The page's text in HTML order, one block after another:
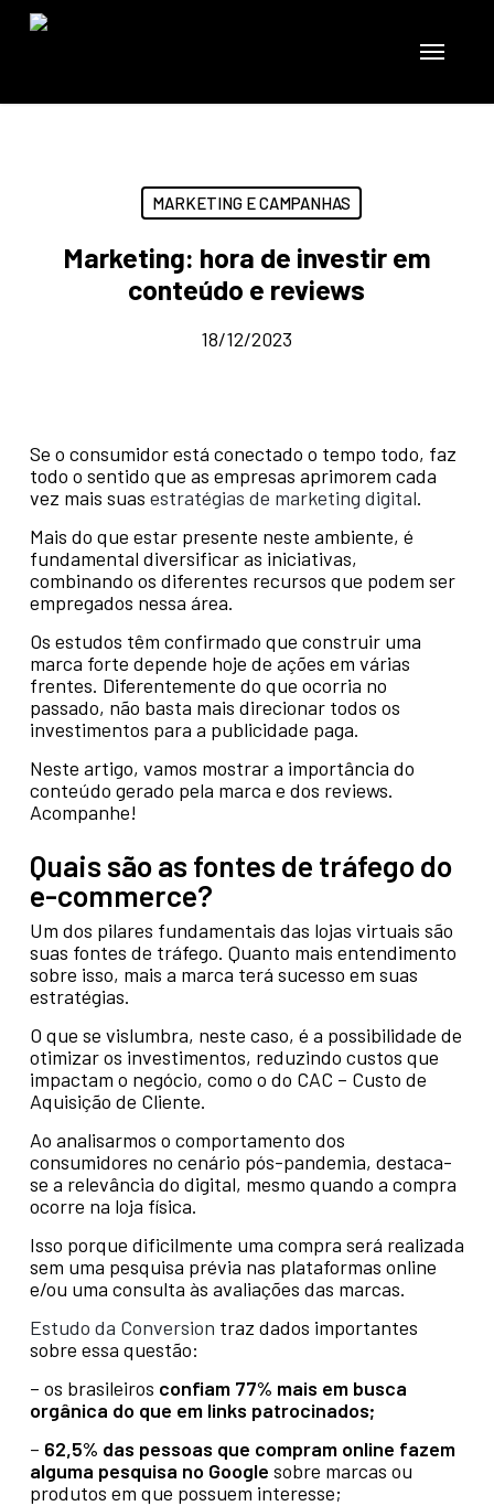
Skip
Menu
MARKETING E CAMPANHAS
Marketing: hora de investir em
conteúdo e reviews
18/12/2023
Se o consumidor está conectado o tempo todo, faz
todo o sentido que as empresas aprimorem cada
vez mais suas estratégias de marketing digital.
Mais do que estar presente neste ambiente, é
fundamental diversificar as iniciativas,
combinando os diferentes recursos que podem ser
empregados nessa área.
Os estudos têm confirmado que construir uma
marca forte depende hoje de ações em várias
frentes. Diferentemente do que ocorria no
passado, não basta mais direcionar todos os
investimentos para a publicidade paga.
Neste artigo, vamos mostrar a importância do
conteúdo gerado pela marca e dos reviews.
Acompanhe!
Quais são as fontes de tráfego do
e-commerce?
Um dos pilares fundamentais das lojas virtuais são
suas fontes de tráfego. Quanto mais entendimento
sobre isso, mais a marca terá sucesso em suas
estratégias.
O que se vislumbra, neste caso, é a possibilidade de
otimizar os investimentos, reduzindo custos que
impactam o negócio, como o do CAC – Custo de
Aquisição de Cliente.
Ao analisarmos o comportamento dos
consumidores no cenário pós-pandemia, destaca-
se a relevância do digital, mesmo quando a compra
ocorre na loja física.
Isso porque dificilmente uma compra será realizada
sem uma pesquisa prévia nas plataformas online
e/ou uma consulta às avaliações das marcas.
Estudo da Conversion traz dados importantes
sobre essa questão:
– os brasileiros confiam 77% mais em busca
orgânica do que em links patrocinados;
– 62,5% das pessoas que compram online fazem
alguma pesquisa no Google sobre marcas ou
produtos em que possuem interesse;